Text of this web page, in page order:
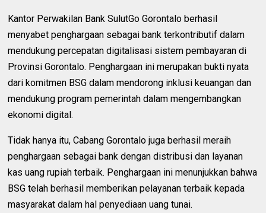
Kantor Perwakilan Bank SulutGo Gorontalo berhasil
menyabet penghargaan sebagai bank terkontributif dalam
mendukung percepatan digitalisasi sistem pembayaran di
Provinsi Gorontalo. Penghargaan ini merupakan bukti nyata
dari komitmen BSG dalam mendorong inklusi keuangan dan
mendukung program pemerintah dalam mengembangkan
ekonomi digital.
Tidak hanya itu, Cabang Gorontalo juga berhasil meraih
penghargaan sebagai bank dengan distribusi dan layanan
kas uang rupiah terbaik. Penghargaan ini menunjukkan bahwa
BSG telah berhasil memberikan pelayanan terbaik kepada
masyarakat dalam hal penyediaan uang tunai.